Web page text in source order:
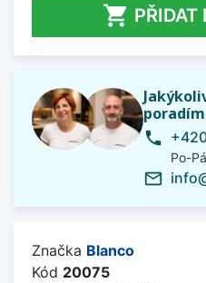
 PŘIDAT
phone
Po-
mail_outline
Značka Blanco
Kód 20075